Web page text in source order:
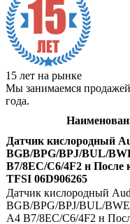
15 лет на рынке
Мы занимаемся продажей
года.
Датчик кислородный
BGB/BPG/BPJ/BUL/
B7/8EC/C6/4F2 н После
TFSI 06D906265
Датчик кислородный
BGB/BPG/BPJ/BUL/
A4 B7/8EC/C6/4F2 н